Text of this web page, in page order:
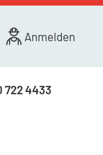
Anmelden
722 4433